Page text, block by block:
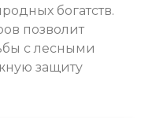
богатств.
позволит
с лесными
защиту